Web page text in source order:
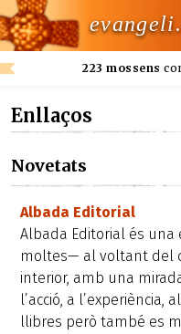
223 mossens
Enllaços
Novetats
Albada Editorial
Albada Editorial és
moltes— al voltant del
interior, amb una
l’acció, a l’experiència,
llibres però també es